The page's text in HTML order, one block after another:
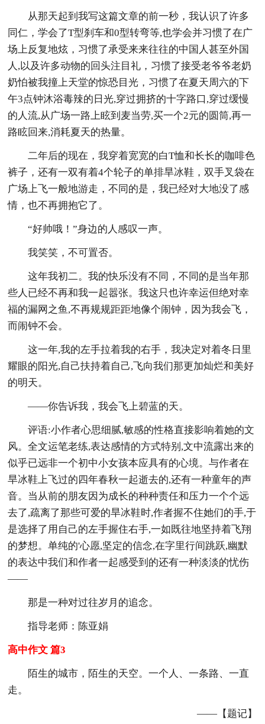
从那天起到我写这篇文章的前一秒，我认识了许多
同仁，学会了T型刹车和0型转弯等,也学会并习惯了在广
场上反复地炫，习惯了承受来来往往的中国人甚至外国
人,以及许多动物的回头注目礼，习惯了接受老爷爷老奶
奶怕被我撞上天堂的惊恐目光，习惯了在夏天周六的下
午3点钟沐浴毒辣的日光,穿过拥挤的十字路口,穿过缓慢
的人流,从广场一路上眩到麦当劳,买一个2元的圆筒,再一
路眩回来,消耗夏天的热量。
二年后的现在，我穿着宽宽的白T恤和长长的咖啡色
裤子，还有一双有着4个轮子的单排旱冰鞋，双手叉袋在
广场上飞一般地游走，不同的是，我已经对大地没了感
情，也不再拥抱它了。
“好帅哦！”身边的人感叹一声。
我笑笑，不可置否。
这年我初二。我的快乐没有不同，不同的是当年那
些人已经不再和我一起嚣张。我这只也许幸运但绝对幸
福的漏网之鱼,不再规规距距地像个闹钟，因为我会飞，
而闹钟不会。
这一年,我的左手拉着我的右手，我决定对着冬日里
耀眼的阳光,自己扶持着自己,飞向我们那更加灿烂和美好
的明天。
——你告诉我，我会飞上碧蓝的天。
评语:小作者心思细腻,敏感的性格直接影响着她的文
风。全文运笔老练,表达感情的方式特别,文中流露出来的
似乎已远非一个初中小女孩本应具有的心境。与作者在
旱冰鞋上飞过的四年春秋一起逝去的,还有一种童年的声
音。当从前的朋友因为成长的种种责任和压力一个个远
去了,疏离了那些可爱的旱冰鞋时,作者握不住她们的手,于
是选择了用自己的左手握住右手,一如既往地坚持着飞翔
的梦想。单纯的'心愿,坚定的信念,在字里行间跳跃,幽默
的表达中我们和作者一起感受到的还有一种淡淡的忧伤
——
那是一种对过往岁月的追念。
指导老师：陈亚娟
高中作文 篇3
陌生的城市，陌生的天空。一个人、一条路、一直
走。
——【题记】